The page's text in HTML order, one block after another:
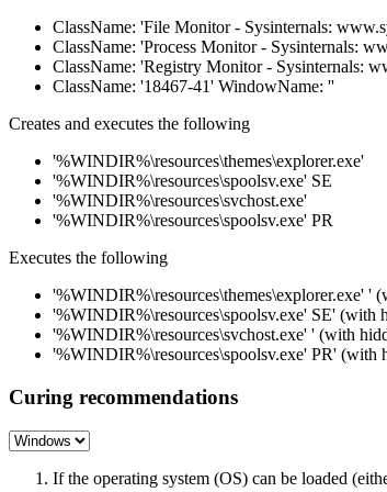
ClassName: 'File Monitor - Sysinternals:
ClassName: 'Process Monitor - Sysinternals:
ClassName: 'Registry Monitor - Sysinternals:
ClassName: '18467-41' WindowName: ''
Creates and executes the following
'%WINDIR%\resources\themes\explorer.exe'
'%WINDIR%\resources\spoolsv.exe' SE
'%WINDIR%\resources\svchost.exe'
'%WINDIR%\resources\spoolsv.exe' PR
Executes the following
'%WINDIR%\resources\themes\explorer.exe' '
'%WINDIR%\resources\spoolsv.exe' SE' (with
'%WINDIR%\resources\svchost.exe' ' (with
'%WINDIR%\resources\spoolsv.exe' PR' (with
Curing recommendations
If the operating system (OS) can be loaded